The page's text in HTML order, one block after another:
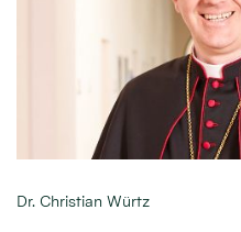
Dr. Christian Würtz